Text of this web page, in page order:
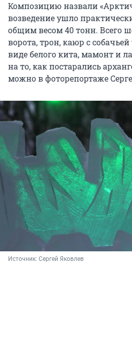
Композицию назвали
возведение ушло
общим весом 40 тонн. Всего
ворота, трон, каюр с
виде белого кита, мамонт и
на то, как постарались
можно в фоторепортаже
Источник: Сергей Яковлев